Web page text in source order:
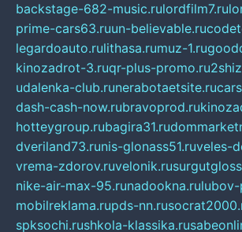
backstage-682-music.rulordfilm7.ru
prime-cars63.ruun-believable.ru
legardoauto.rulithasa.rumuz-1.ru
kinozadrot-3.ruqr-plus-promo.ru
udalenka-club.runerabotaetsite.ru
dash-cash-now.rubravoprod.ru
hotteygroup.rubagira31.ru
dveriland73.runis-glonass51.ruveles-
vrema-zdorov.ruvelonik.ru
nike-air-max-95.runadookna.rulubov-
mobilreklama.rupds-nn.ru
spksochi.rushkola-klassika.ru